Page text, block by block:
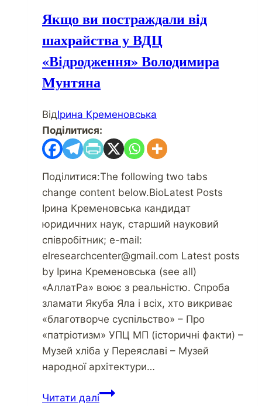
Якщо ви постраждали від
шахрайства у ВДЦ
«Відродження» Володимира
Мунтяна
ВідІрина Кременовська
Поділитися:
Поділитися:The following two tabs
change content below.BioLatest Posts
Ірина Кременовська кандидат
юридичних наук, старший науковий
співробітник; e-mail:
elresearchcenter@gmail.com Latest posts
by Ірина Кременовська (see all)
«АллатРа» воює з реальністю. Спроба
зламати Якуба Яла і всіх, хто викриває
«благотворче суспільство» – Про
«патріотизм» УПЦ МП (історичні факти) –
Музей хліба у Переяславі – Музей
народної архітектури…
Читати даліУбивайте